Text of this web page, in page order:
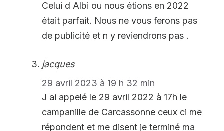
Celui d Albi ou nous étions en 2022
était parfait. Nous ne vous ferons pas
de publicité et n y reviendrons pas .
jacques
29 avril 2023 à 19 h 32 min
J ai appelé le 29 avril 2022 à 17h le
campanille de Carcassonne ceux ci me
répondent et me disent je terminé ma